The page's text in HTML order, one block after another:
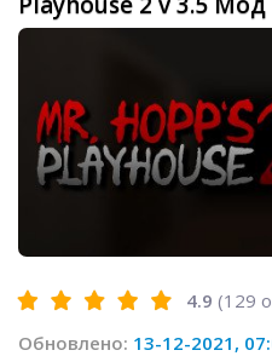
4.9 (129
Обновлено: 13-12-2021,